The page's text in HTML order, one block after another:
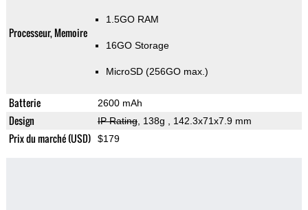
Processeur, Memoire
1.5GO RAM
16GO Storage
MicroSD (256GO max.)
Batterie 2600 mAh
Design IP Rating, 138g , 142.3x71x7.9 mm
Prix du marché (USD) $179